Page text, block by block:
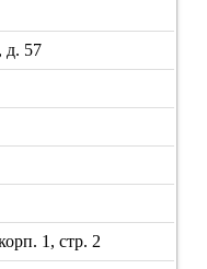
д. 57
1, стр. 2